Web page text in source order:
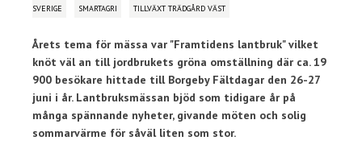
SVERIGE
SMARTAGRI TILLVÄXT TRÄDGÅRD VÄST
Årets tema för mässa var "Framtidens lantbruk" vilket
knöt väl an till jordbrukets gröna omställning där ca. 19
900 besökare hittade till Borgeby Fältdagar den 26-27
juni i år. Lantbruksmässan bjöd som tidigare år på
många spännande nyheter, givande möten och solig
sommarvärme för såväl liten som stor.